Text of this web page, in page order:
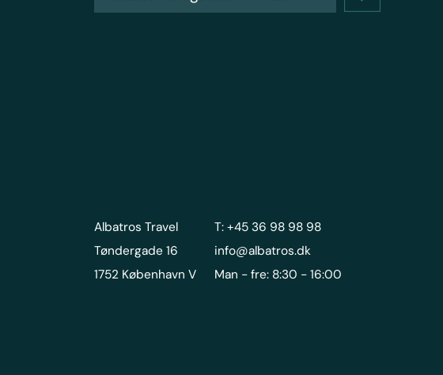
Albatros Travel
Tøndergade 16
1752 København V
T: +45 36 98 98 98
info@albatros.dk
Man - fre: 8:30 - 16:00